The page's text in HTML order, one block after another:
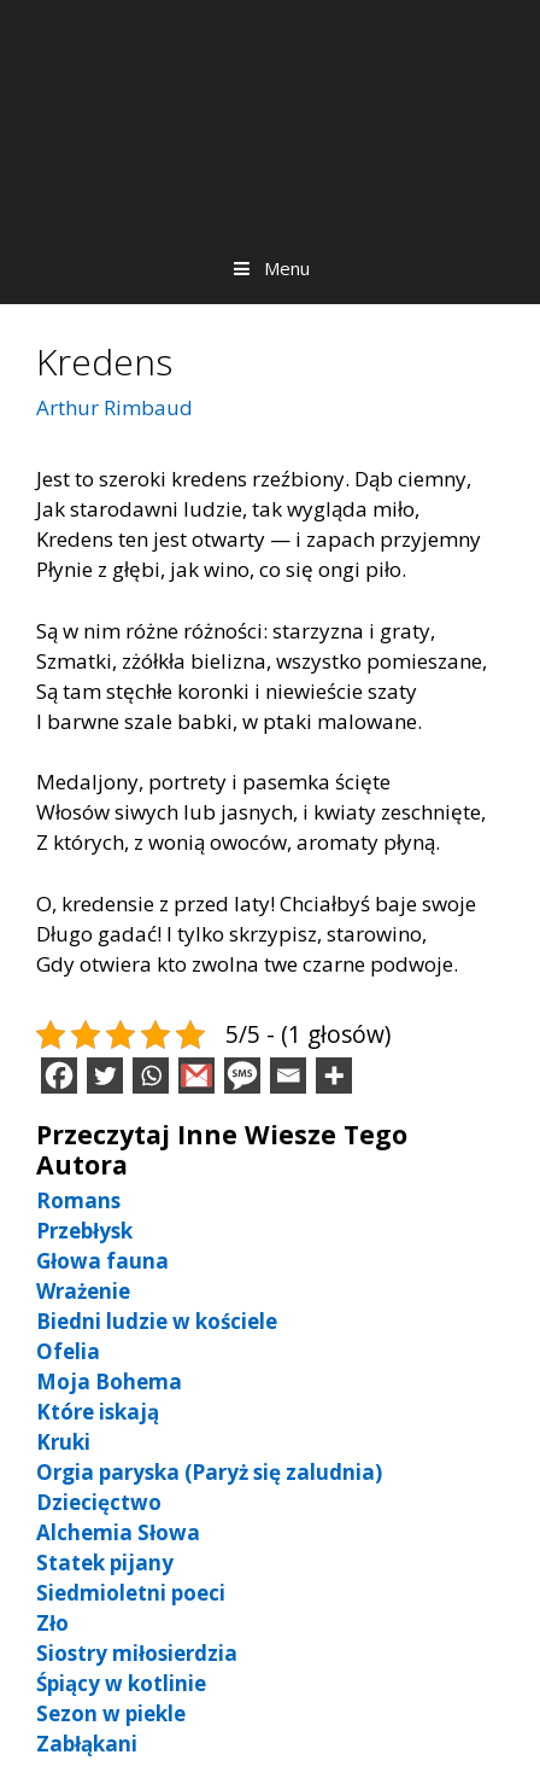
Menu
Kredens
Arthur Rimbaud
Jest to szeroki kredens rzeźbiony. Dąb ciemny,
Jak starodawni ludzie, tak wygląda miło,
Kredens ten jest otwarty — i zapach przyjemny
Płynie z głębi, jak wino, co się ongi piło.
Są w nim różne różności: starzyzna i graty,
Szmatki, zżółkła bielizna, wszystko pomieszane,
Są tam stęchłe koronki i niewieście szaty
I barwne szale babki, w ptaki malowane.
Medaljony, portrety i pasemka ścięte
Włosów siwych lub jasnych, i kwiaty zeschnięte,
Z których, z wonią owoców, aromaty płyną.
O, kredensie z przed laty! Chciałbyś baje swoje
Długo gadać! I tylko skrzypisz, starowino,
Gdy otwiera kto zwolna twe czarne podwoje.
5/5 - (1 głosów)
Przeczytaj Inne Wiesze Tego
Autora
Romans
Przebłysk
Głowa fauna
Wrażenie
Biedni ludzie w kościele
Ofelia
Moja Bohema
Które iskają
Kruki
Orgia paryska (Paryż się zaludnia)
Dziecięctwo
Alchemia Słowa
Statek pijany
Siedmioletni poeci
Zło
Siostry miłosierdzia
Śpiący w kotlinie
Sezon w piekle
Zabłąkani